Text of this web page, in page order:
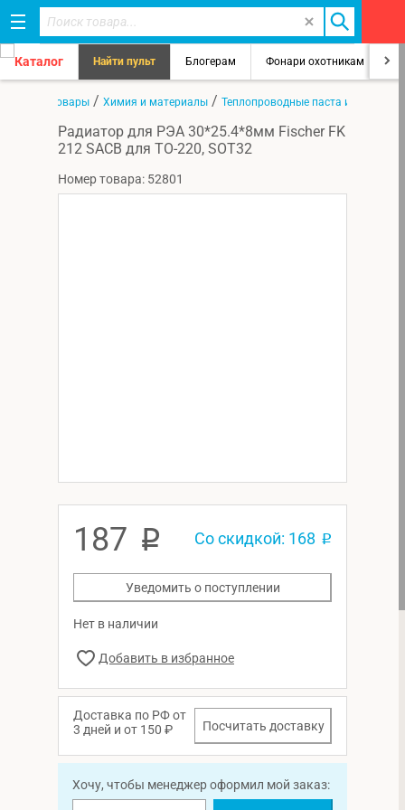
Каталог Найти пульт Блогерам Фонари охотникам
Все товары / Химия и материалы / Теплопроводные паста и
Радиатор для РЭА 30*25.4*8мм Fischer FK
212 SACB для TO-220, SOT32
Номер товара: 52801
187 p Со скидкой: 168 p
Уведомить о поступлении
Нет в наличии
Доставка по РФ от
3 дней и от 150 ₽
Посчитать доставку
Хочу, чтобы менеджер оформил мой заказ: